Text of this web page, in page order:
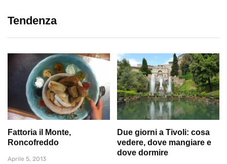
Tendenza
Fattoria il Monte,
Roncofreddo
Aprile 5, 2013
Due giorni a Tivoli: cosa
vedere, dove mangiare e
dove dormire